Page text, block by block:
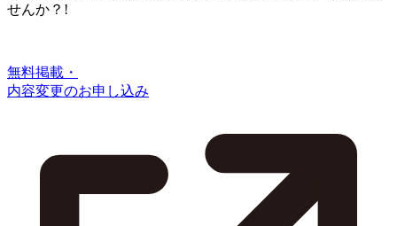
せんか？!
無料掲載・
内容変更のお申し込み